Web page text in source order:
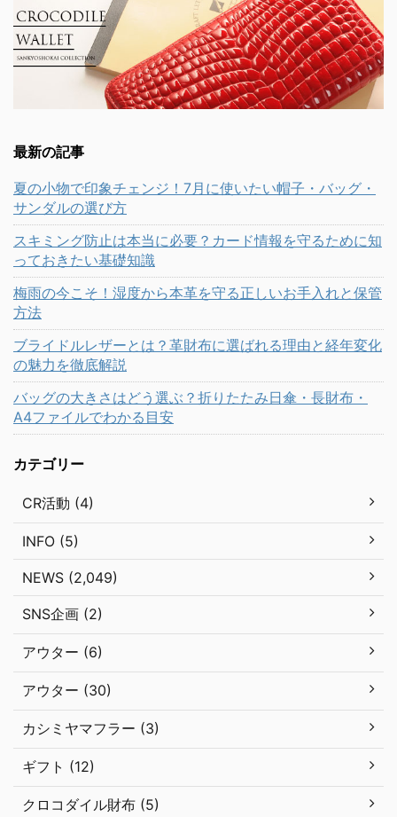
最新の記事
夏の小物で印象チェンジ！7月に使いたい帽子・バッグ・
サンダルの選び方
スキミング防止は本当に必要？カード情報を守るために知
っておきたい基礎知識
梅雨の今こそ！湿度から本革を守る正しいお手入れと保管
方法
ブライドルレザーとは？革財布に選ばれる理由と経年変化
の魅力を徹底解説
バッグの大きさはどう選ぶ？折りたたみ日傘・長財布・
A4ファイルでわかる目安
カテゴリー
CR活動 (4)
INFO (5)
NEWS (2,049)
SNS企画 (2)
アウター (6)
アウター (30)
カシミヤマフラー (3)
ギフト (12)
クロコダイル財布 (5)